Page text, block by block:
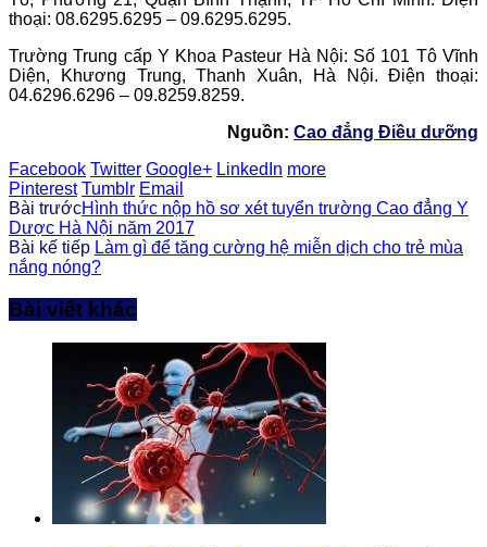
thoại: 08.6295.6295 – 09.6295.6295.
Trường Trung cấp Y Khoa Pasteur Hà Nội: Số 101 Tô Vĩnh
Diện, Khương Trung, Thanh Xuân, Hà Nội. Điện thoại:
04.6296.6296 – 09.8259.8259.
Nguồn: Cao đẳng Điều dưỡng
Facebook Twitter Google+ LinkedIn more
Pinterest Tumblr Email
Bài trướcHình thức nộp hồ sơ xét tuyển trường Cao đẳng Y
Dược Hà Nội năm 2017
Bài kế tiếp Làm gì để tăng cường hệ miễn dịch cho trẻ mùa
nắng nóng?
Bài viết khác